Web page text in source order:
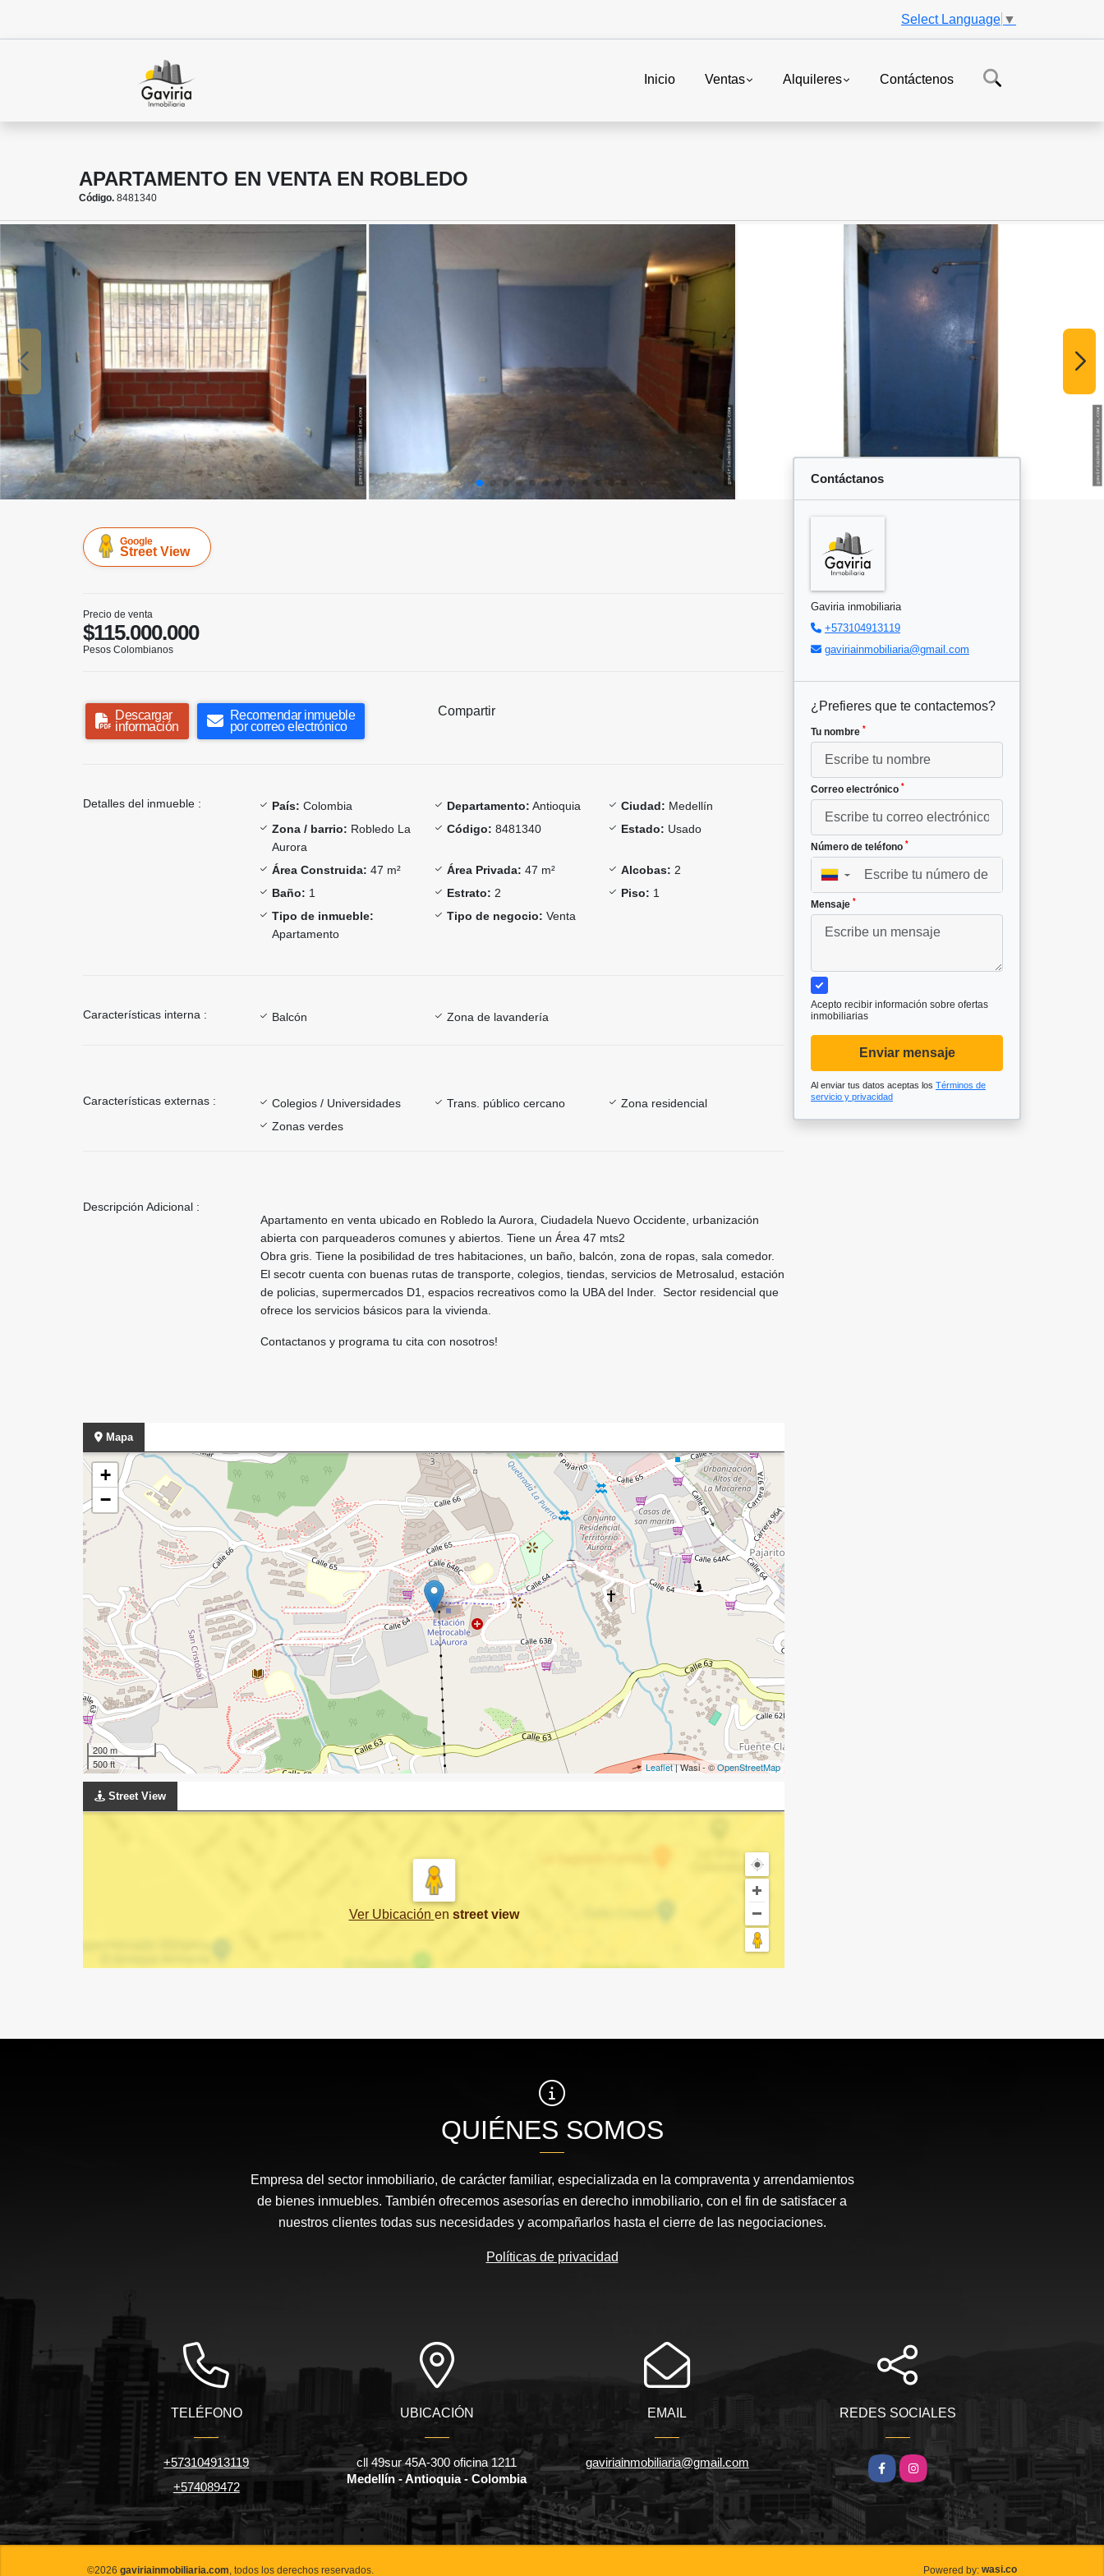
Select Language ▼
Inicio Ventas Alquileres Contáctenos
APARTAMENTO EN VENTA EN ROBLEDO
Código. 8481340
Google
Street View
Precio de venta
$115.000.000
Pesos Colombianos
Descargar
información
Recomendar inmueble
por correo electrónico
Compartir
Detalles del inmueble : País: Colombia Departamento: Antioquia Ciudad: Medellín
Zona / barrio: Robledo La
Aurora
Código: 8481340 Estado: Usado
Área Construida: 47 m² Área Privada: 47 m² Alcobas: 2
Baño: 1 Estrato: 2 Piso: 1
Tipo de inmueble:
Apartamento
Tipo de negocio: Venta
Características interna : Balcón Zona de lavandería
Características externas : Colegios / Universidades Trans. público cercano
Zona residencial
Zonas verdes
Descripción Adicional :
Apartamento en venta ubicado en Robledo la Aurora, Ciudadela Nuevo Occidente, urbanización
abierta con parqueaderos comunes y abiertos. Tiene un Área 47 mts2
Obra gris. Tiene la posibilidad de tres habitaciones, un baño, balcón, zona de ropas, sala comedor.
El secotr cuenta con buenas rutas de transporte, colegios, tiendas, servicios de Metrosalud, estación
de policias, supermercados D1, espacios recreativos como la UBA del Inder. Sector residencial que
ofrece los servicios básicos para la vivienda.
Contactanos y programa tu cita con nosotros!
Mapa
+
−
200 m
500 ft
Leaflet| Wasi - ©OpenStreetMap
Street View
Ver Ubicación en street view
Contáctanos
Gaviria inmobiliaria
+573104913119
gaviriainmobiliaria@gmail.com
¿Prefieres que te contactemos?
Tu nombre *
Correo electrónico *
Número de teléfono *
▼
Mensaje *
Acepto recibir información sobre ofertas
inmobiliarias
Enviar mensaje
Al enviar tus datos aceptas los Términos de
servicio y privacidad
QUIÉNES SOMOS
Empresa del sector inmobiliario, de carácter familiar, especializada en la compraventa y arrendamientos
de bienes inmuebles. También ofrecemos asesorías en derecho inmobiliario, con el fin de satisfacer a
nuestros clientes todas sus necesidades y acompañarlos hasta el cierre de las negociaciones.
Políticas de privacidad
TELÉFONO
+573104913119
+574089472
UBICACIÓN
cll 49sur 45A-300 oficina 1211
Medellín - Antioquia - Colombia
EMAIL
gaviriainmobiliaria@gmail.com
REDES SOCIALES
Facebook
Instagram
©2026 gaviriainmobiliaria.com , todos los derechos reservados. Powered by: wasi.co